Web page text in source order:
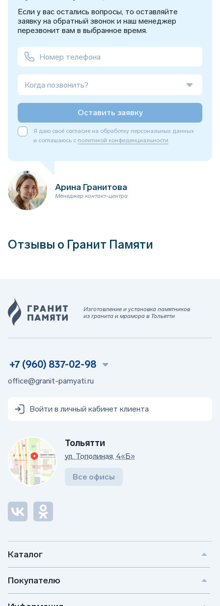
Если у вас остались вопросы, то оставляйте
заявку на обратный звонок и наш менеджер
перезвонит вам в выбранное время.
Когда позвонить?
Оставить заявку
Я даю своё согласие на обработку персональных данных
и соглашаюсь с политикой конфиденциальности
Арина Гранитова
Менеджер контакт-центра
Отзывы о Гранит Памяти
Изготовление и установка памятников
из гранита и мрамора в Тольятти
Каталог
Покупателю
+7 (960) 837-02-98
office@granit-pamyati.ru
Войти в личный кабинет клиента
Тольятти
ул. Тополиная, 4«Б»
Все офисы